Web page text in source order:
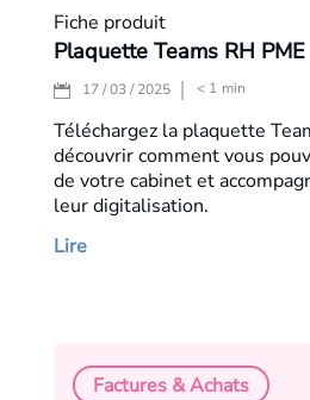
Fiche produit
Plaquette Teams RH PME
17 / 03 / 2025 < 1 min
Téléchargez la plaquette
découvrir comment vous
de votre cabinet et
leur digitalisation.
Lire
Factures & Achats